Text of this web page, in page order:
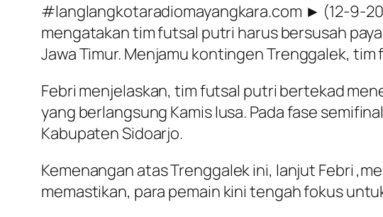
#langlangkotaradiomayangkara.com ► (12-9-
mengatakan tim futsal putri harus bersusah
Jawa Timur. Menjamu kontingen Trenggalek,
Febri menjelaskan, tim futsal putri bertekad
yang berlangsung Kamis lusa. Pada fase
Kabupaten Sidoarjo.
Kemenangan atas Trenggalek ini, lanjut Febri
memastikan, para pemain kini tengah fokus